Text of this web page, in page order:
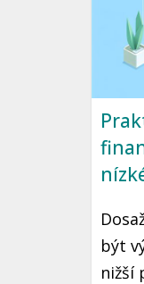
být
nižší